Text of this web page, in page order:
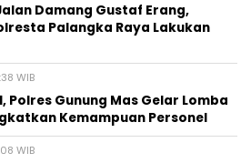
Damang Gustaf Erang,
Palangka Raya Lakukan
WIB
Polres Gunung Mas Gelar Lomba
Kemampuan Personel
WIB